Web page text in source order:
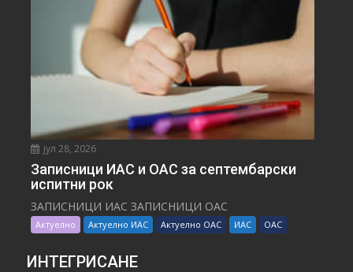
јул 28, 2026
Записници ИАС и ОАС за септембарски
испитни рок
ЗАПИСНИЦИ ИАС ЗАПИСНИЦИ ОАС
Актуелно Актуелно ИАС Актуелно ОАС ИАС ОАС
ИНТЕГРИСАНЕ